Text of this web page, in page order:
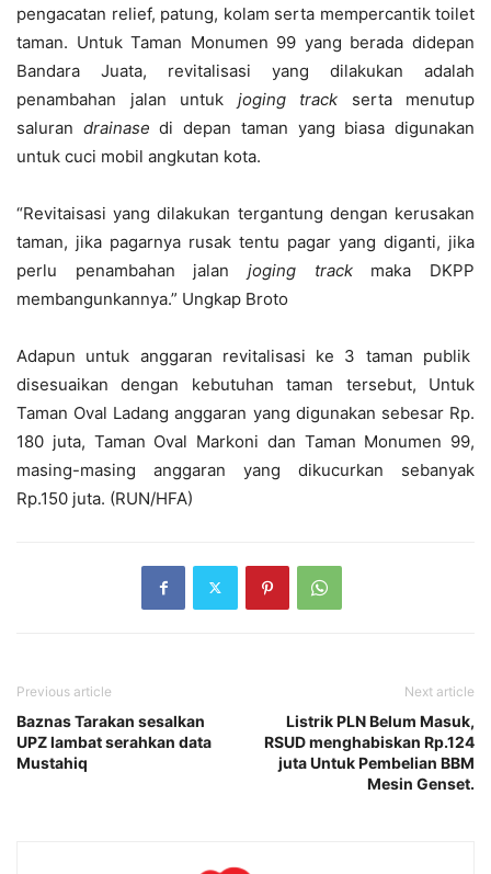
pengacatan relief, patung, kolam serta mempercantik toilet
taman. Untuk Taman Monumen 99 yang berada didepan
Bandara Juata, revitalisasi yang dilakukan adalah
penambahan jalan untuk joging track serta menutup
saluran drainase di depan taman yang biasa digunakan
untuk cuci mobil angkutan kota.
“Revitaisasi yang dilakukan tergantung dengan kerusakan
taman, jika pagarnya rusak tentu pagar yang diganti, jika
perlu penambahan jalan joging trackmaka DKPP
membangunkannya.” Ungkap Broto
Adapun untuk anggaran revitalisasi ke 3 taman publik
disesuaikan dengan kebutuhan taman tersebut, Untuk
Taman Oval Ladang anggaran yang digunakan sebesar Rp.
180 juta, Taman Oval Markoni dan Taman Monumen 99,
masing-masing anggaran yang dikucurkan sebanyak
Rp.150 juta. (RUN/HFA)
Previous article
Baznas Tarakan sesalkan
UPZ lambat serahkan data
Mustahiq
Next article
Listrik PLN Belum Masuk,
RSUD menghabiskan Rp.124
juta Untuk Pembelian BBM
Mesin Genset.